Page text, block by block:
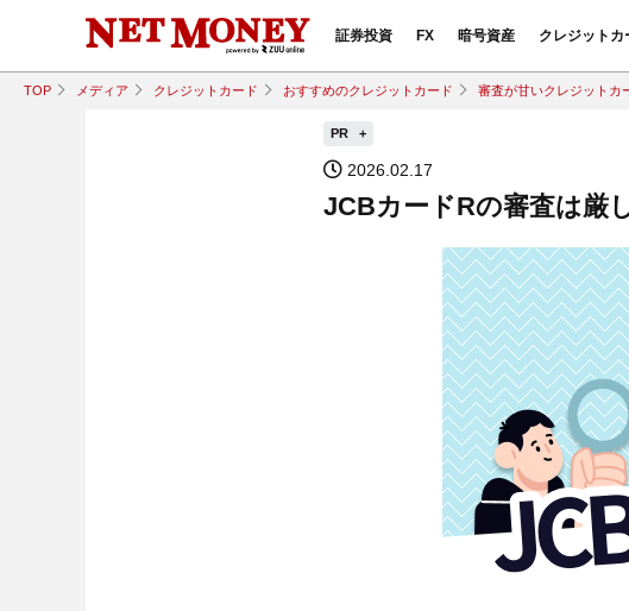
証券投資 FX 暗号資産 クレジットカ
TOP メディア クレジットカード おすすめのクレジットカード 審査が甘いクレジットカ
PR
2026.02.17
JCBカードRの審査は厳